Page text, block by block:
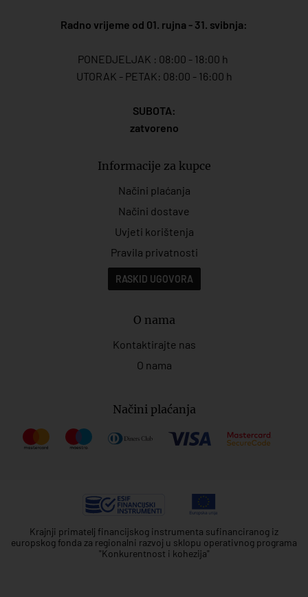
Radno vrijeme od 01. rujna - 31. svibnja:
PONEDJELJAK : 08:00 - 18:00 h
UTORAK - PETAK: 08:00 - 16:00 h
SUBOTA:
zatvoreno
Informacije za kupce
Načini plaćanja
Načini dostave
Uvjeti korištenja
Pravila privatnosti
RASKID UGOVORA
O nama
Kontaktirajte nas
O nama
Načini plaćanja
Krajnji primatelj financijskog instrumenta sufinanciranog iz
europskog fonda za regionalni razvoj u sklopu operativnog programa
"Konkurentnost i kohezija"